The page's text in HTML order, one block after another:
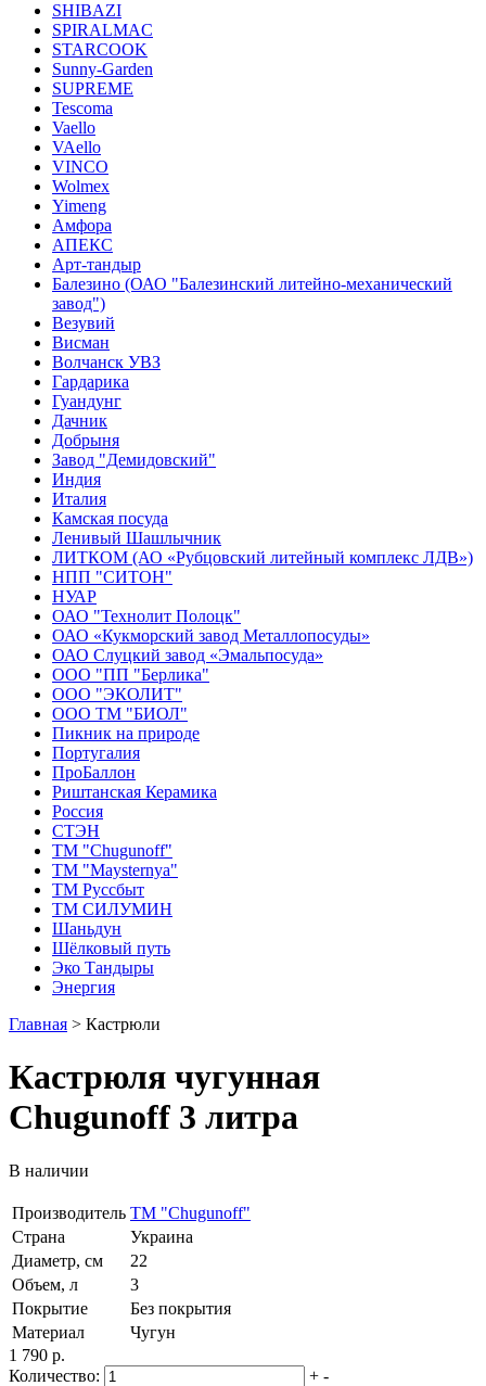
SHIBAZI
SPIRALMAC
STARCOOK
Sunny-Garden
SUPREME
Tescoma
Vaello
VAello
VINCO
Wolmex
Yimeng
Амфора
АПЕКС
Арт-тандыр
Балезино (ОАО "Балезинский литейно-механический
завод")
Везувий
Висман
Волчанск УВЗ
Гардарика
Гуандунг
Дачник
Добрыня
Завод "Демидовский"
Индия
Италия
Камская посуда
Ленивый Шашлычник
ЛИТКОМ (АО «Рубцовский литейный комплекс ЛДВ»)
НПП "СИТОН"
НУАР
ОАО "Технолит Полоцк"
ОАО «Кукморский завод Металлопосуды»
ОАО Слуцкий завод «Эмальпосуда»
ООО "ПП "Берлика"
ООО "ЭКОЛИТ"
ООО ТМ "БИОЛ"
Пикник на природе
Португалия
ПроБаллон
Риштанская Керамика
Россия
СТЭН
ТМ "Chugunoff"
ТМ "Maysternya"
ТМ Руссбыт
ТМ СИЛУМИН
Шаньдун
Шёлковый путь
Эко Тандыры
Энергия
Главная > Кастрюли
Кастрюля чугунная
Chugunoff 3 литра
В наличии
Производитель ТМ "Chugunoff"
Страна
Украина
Диаметр, см
22
Объем, л
3
Покрытие
Без покрытия
Материал
Чугун
1 790 р.
Количество:
+ -